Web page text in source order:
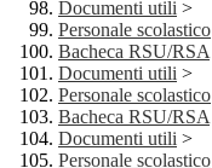
Documenti utili >
Personale scolastico
Bacheca RSU/RSA
Documenti utili >
Personale scolastico
Bacheca RSU/RSA
Documenti utili >
Personale scolastico